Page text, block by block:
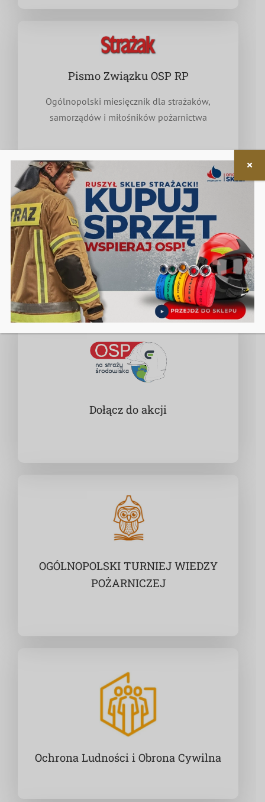
Pismo Związku OSP RP
Ogólnopolski miesięcznik dla strażaków,
samorządów i miłośników pożarnictwa
Nieodpłatna pomoc prawna
w zakresie związanym z funkcjonowaniem OSP
Dołącz do akcji
OGÓLNOPOLSKI TURNIEJ WIEDZY
POŻARNICZEJ
Ochrona Ludności i Obrona Cywilna